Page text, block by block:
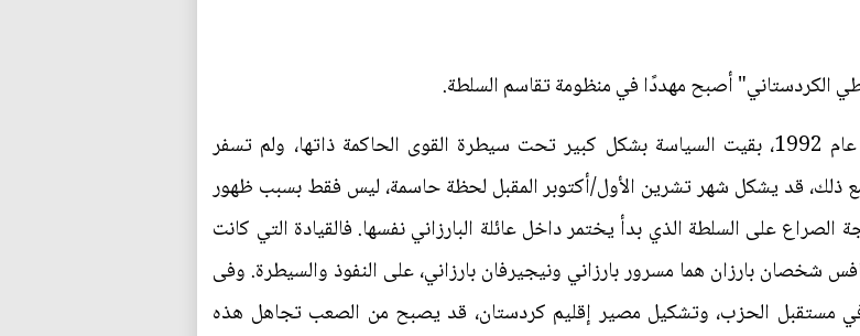
الكردستاني" أصبح مهددًا في منظومة تقاسم السلطة.
منذ أول انتخابات أجريت في إقليم كردستان العراق عام 1992، بقيت السياسة بشكل كبير تحت سيطرة القوى الحاكمة ذاتها، ولم تسفر
ذلك، قد يشكل شهر تشرين الأول/أكتوبر المقبل لحظة حاسمة، ليس فقط بسبب ظهور
على السلطة الذي بدأ يختمر داخل عائلة البارزاني نفسها. فالقيادة التي كانت
شخصان بارزان هما مسرور بارزاني ونيجيرفان بارزاني، على النفوذ والسيطرة. وفى
مستقبل الحزب، وتشكيل مصير إقليم كردستان، قد يصبح من الصعب تجاهل هذه